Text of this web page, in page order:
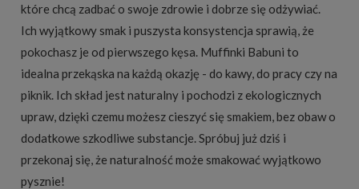
które chcą zadbać o swoje zdrowie i dobrze się odżywiać.
Ich wyjątkowy smak i puszysta konsystencja sprawią, że
pokochasz je od pierwszego kęsa. Muffinki Babuni to
idealna przekąska na każdą okazję - do kawy, do pracy czy na
piknik. Ich skład jest naturalny i pochodzi z ekologicznych
upraw, dzięki czemu możesz cieszyć się smakiem, bez obaw o
dodatkowe szkodliwe substancje. Spróbuj już dziś i
przekonaj się, że naturalność może smakować wyjątkowo
pysznie!